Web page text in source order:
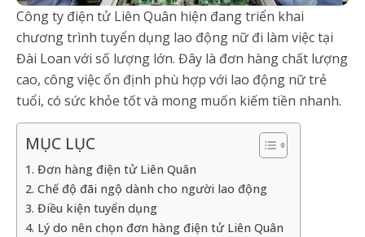
Công ty điện tử Liên Quân hiện đang triển khai
chương trình tuyển dụng lao động nữ đi làm việc tại
Đài Loan với số lượng lớn. Đây là đơn hàng chất lượng
cao, công việc ổn định phù hợp với lao động nữ trẻ
tuổi, có sức khỏe tốt và mong muốn kiếm tiền nhanh.
MỤC LỤC
1. Đơn hàng điện tử Liên Quân
2. Chế độ đãi ngộ dành cho người lao động
3. Điều kiện tuyển dụng
4. Lý do nên chọn đơn hàng điện tử Liên Quân